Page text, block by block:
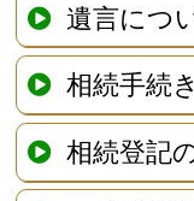
遺言につ
相続手続
相続登記